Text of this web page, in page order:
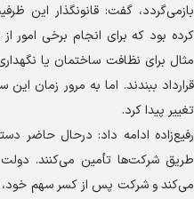
بازمی‌گردد، گفت: قانونگذار این
کرده بود که برای انجام برخی امور
مثال برای نظافت ساختمان یا
قرارداد ببندند. اما به مرور زمان
تغییر پیدا کرد.
رفیع‌زاده ادامه داد: درحال حاضر
طریق شرکت‌ها تأمین می‌کنند. دولت
می‌کند و شرکت پس از کسر سهم خود،